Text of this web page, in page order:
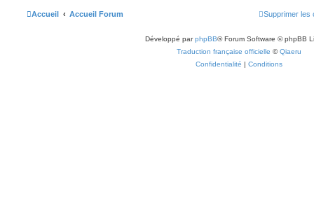
Accueil Accueil Forum Supprimer les
Développé parphpBB® Forum Software © phpBB
Traduction française officielle ©Qiaeru
Confidentialité | Conditions